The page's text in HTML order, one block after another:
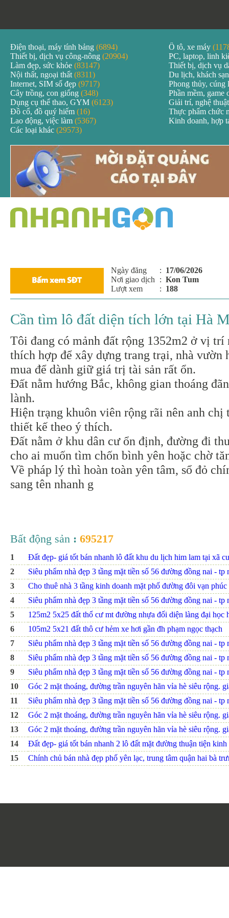
Điện thoại, máy tính bảng (6894) Ô tô, xe máy
Thiết bị, dịch vụ công-nông (20904)
PC, laptop, linh
Làm đẹp, sức khỏe (83147)
Thiết bị, dịch vụ
Nội thất, ngoại thất (8311)
Du lịch, khách
Internet, SIM số đẹp (9717)
Phong thủy, cúng
Cây trồng, con giống (348)
Phần mềm, game
Dụng cụ thể thao, GYM (6123)
Giải trí, nghệ
Đồ cổ, đồ quý hiếm (16)
Thực phẩm chức
Lao động, việc làm (5367)
Kinh doanh, hợp
Các loại khác (29573)
Ngày đăng : 17/06/2026
Nơi giao dịch : Kon Tum
Lượt xem
: 188
Cần tìm lô đất diện tích lớn tại Hà
Tôi đang có mảnh đất rộng 1352m2 ở vị trí
thích hợp để xây dựng trang trại, nhà vườn
mua để dành giữ giá trị tài sản rất ổn.
Đất nằm hướng Bắc, không gian thoáng
lành.
Hiện trạng khuôn viên rộng rãi nên anh chị
thiết kế theo ý thích.
Đất nằm ở khu dân cư ổn định, đường đi
cho ai muốn tìm chốn bình yên hoặc chờ
Về pháp lý thì hoàn toàn yên tâm, sổ đỏ
sang tên nhanh g
Bất động sản : 695217
1
Đất đẹp- giá tốt bán nhanh lô đất khu du lịch him lam tại xã
2
Siêu phẩm nhà đẹp 3 tầng mặt tiền số 56 đường đồng nai - tp
3
Cho thuê nhà 3 tầng kinh doanh mặt phố đường đôi vạn phúc
4
Siêu phẩm nhà đẹp 3 tầng mặt tiền số 56 đường đồng nai - tp
5
125m2 5x25 đất thổ cư mt đường nhựa đối diện làng đại học
6
105m2 5x21 đất thô cư hẻm xe hơi gần đh phạm ngọc thạch
7
Siêu phẩm nhà đẹp 3 tầng mặt tiền số 56 đường đồng nai - tp
8
Siêu phẩm nhà đẹp 3 tầng mặt tiền số 56 đường đồng nai - tp
9
Siêu phẩm nhà đẹp 3 tầng mặt tiền số 56 đường đồng nai - tp
10
Góc 2 mặt thoáng, đường trần nguyên hãn vỉa hè siêu rộng.
11
Siêu phẩm nhà đẹp 3 tầng mặt tiền số 56 đường đồng nai - tp
12
Góc 2 mặt thoáng, đường trần nguyên hãn vỉa hè siêu rộng.
13
Góc 2 mặt thoáng, đường trần nguyên hãn vỉa hè siêu rộng.
14
Đất đẹp- giá tốt bán nhanh 2 lô đất mặt đường thuận tiện
15
Chính chủ bán nhà đẹp phố yên lạc, trung tâm quận hai bà